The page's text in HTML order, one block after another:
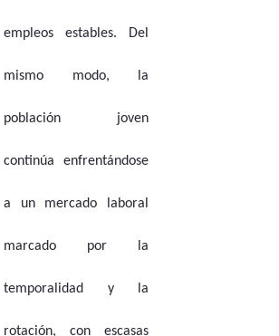
empleos estables. Del
mismo modo, la
población joven
continúa enfrentándose
a un mercado laboral
marcado por la
temporalidad y la
rotación, con escasas